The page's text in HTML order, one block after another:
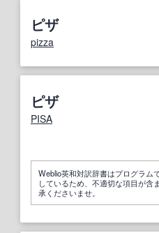
ピザ
pizza
ピザ
PISA
Weblio英和対訳辞書はプログラム
しているため、不適切な項目が含
承くださいませ。